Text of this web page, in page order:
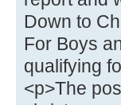
Down to
For Boys
qualifying
<p>The